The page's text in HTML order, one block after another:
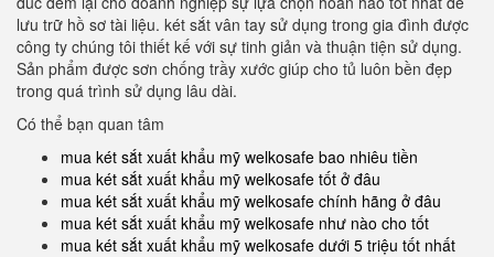
lưu trữ hồ sơ tài liệu. két sắt vân tay sử dụng trong gia đình được
công ty chúng tôi thiết kế với sự tinh giản và thuận tiện sử dụng.
Sản phẩm được sơn chống trầy xước giúp cho tủ luôn bền đẹp
trong quá trình sử dụng lâu dài.
Có thể bạn quan tâm
mua két sắt xuất khẩu mỹ welkosafe bao nhiêu tiền
mua két sắt xuất khẩu mỹ welkosafe tốt ở đâu
mua két sắt xuất khẩu mỹ welkosafe chính hãng ở đâu
mua két sắt xuất khẩu mỹ welkosafe như nào cho tốt
mua két sắt xuất khẩu mỹ welkosafe dưới 5 triệu tốt nhất